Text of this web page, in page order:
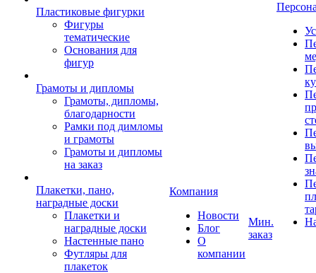
Пластиковые фигурки
Фигуры
тематические
Основания для
фигур
Грамоты и дипломы
Грамоты, дипломы,
благодарности
Рамки под димломы
и грамоты
Грамоты и дипломы
на заказ
Плакетки, пано,
наградные доски
Плакетки и
наградные доски
Настенные пано
Футляры для
плакеток
Компания
Новости
Блог
О
компании
Мин.
заказ